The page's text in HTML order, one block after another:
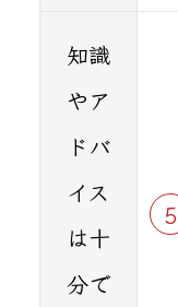
知識
やア
ドバ
イス
は十
分で
5